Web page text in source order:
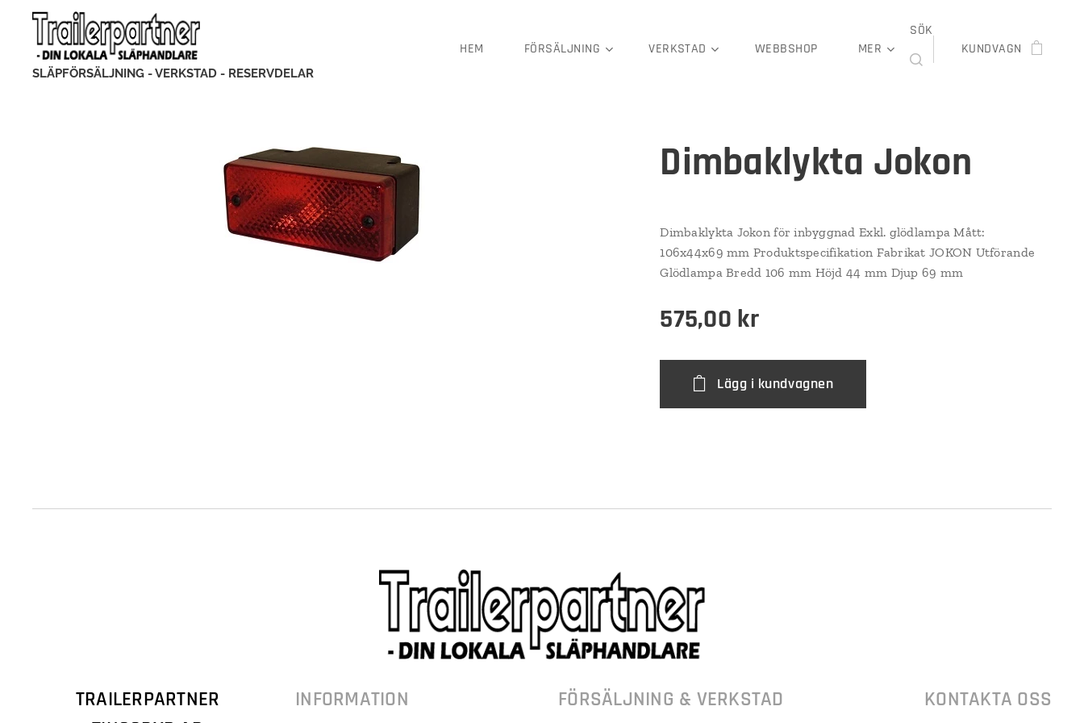
SLÄPFÖRSÄLJNING - VERKSTAD - RESERVDELAR
HEM FÖRSÄLJNING VERKSTAD WEBBSHOP MER
SÖK
KUNDVAGN
Dimbaklykta Jokon
Dimbaklykta Jokon för inbyggnad Exkl. glödlampa Mått:
106x44x69 mm Produktspecifikation Fabrikat JOKON Utförande
Glödlampa Bredd 106 mm Höjd 44 mm Djup 69 mm
575,00 kr
Lägg i kundvagnen
TRAILERPARTNER
INFORMATION FÖRSÄLJNING & VERKSTAD KONTAKTA OSS